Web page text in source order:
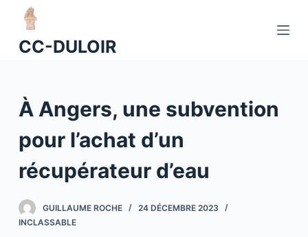
u
o
e
CC-DULOIR
À Angers, une subvention
pour l’achat d’un
récupérateur d’eau
GUILLAUME ROCHE
24 DÉCEMBRE 2023
INCLASSABLE